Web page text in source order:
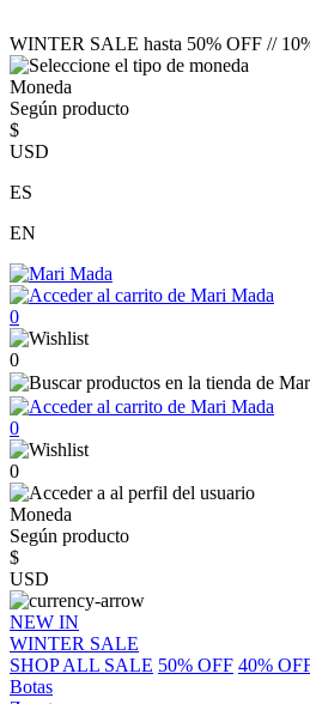
WINTER SALE hasta 50% OFF //
Moneda
Según producto
$
USD
ES
EN
0
0
0
0
Moneda
Según producto
$
USD
NEW IN
WINTER SALE
SHOP ALL SALE 50% OFF 40%
Botas